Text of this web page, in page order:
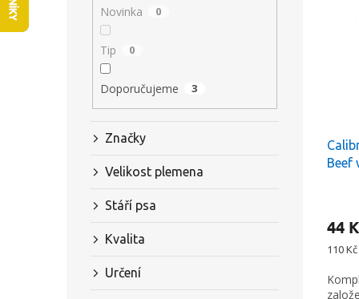
Novinka 0
Tip 0
Doporučujeme 3
Značky
Velikost plemena
Stáří psa
Kvalita
Určení
Beef
44
Měrná
110